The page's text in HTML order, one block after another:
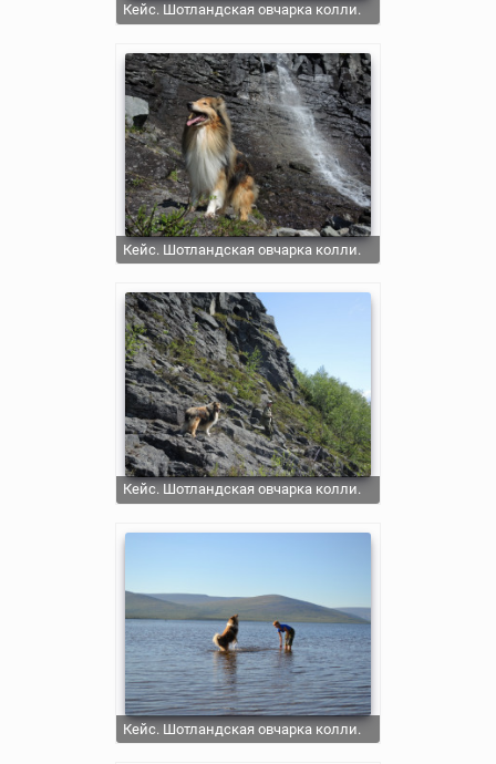
Кейс. Шотландская овчарка колли.
Кейс. Шотландская овчарка колли.
Кейс. Шотландская овчарка колли.
Кейс. Шотландская овчарка колли.